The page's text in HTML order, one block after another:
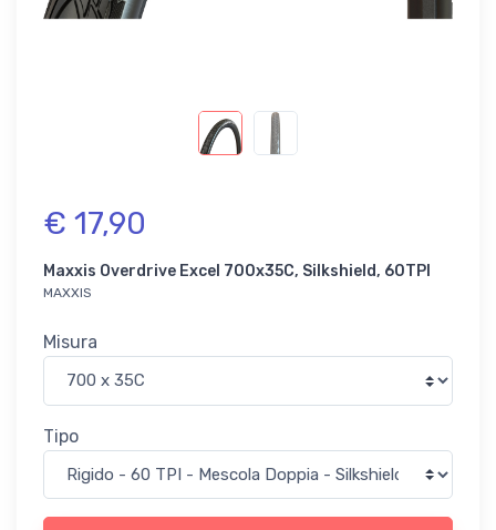
€ 17,90
Maxxis Overdrive Excel 700x35C, Silkshield, 60TPI
MAXXIS
Misura
Tipo